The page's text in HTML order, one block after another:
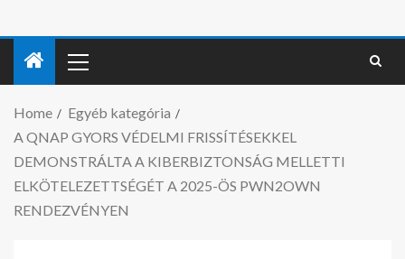
Home
Egyéb kategória
A QNAP GYORS VÉDELMI FRISSÍTÉSEKKEL
DEMONSTRÁLTA A KIBERBIZTONSÁG MELLETTI
ELKÖTELEZETTSÉGÉT A 2025-ÖS PWN2OWN
RENDEZVÉNYEN